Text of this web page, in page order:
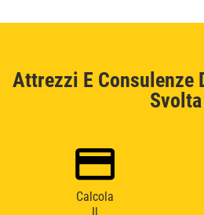
Attrezzi E Consulenze
Svolta
Calcola